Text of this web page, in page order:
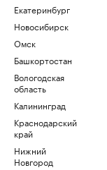
Екатеринбург
Новосибирск
Омск
Башкортостан
Вологодская
область
Калининград
Краснодарский
край
Нижний
Новгород